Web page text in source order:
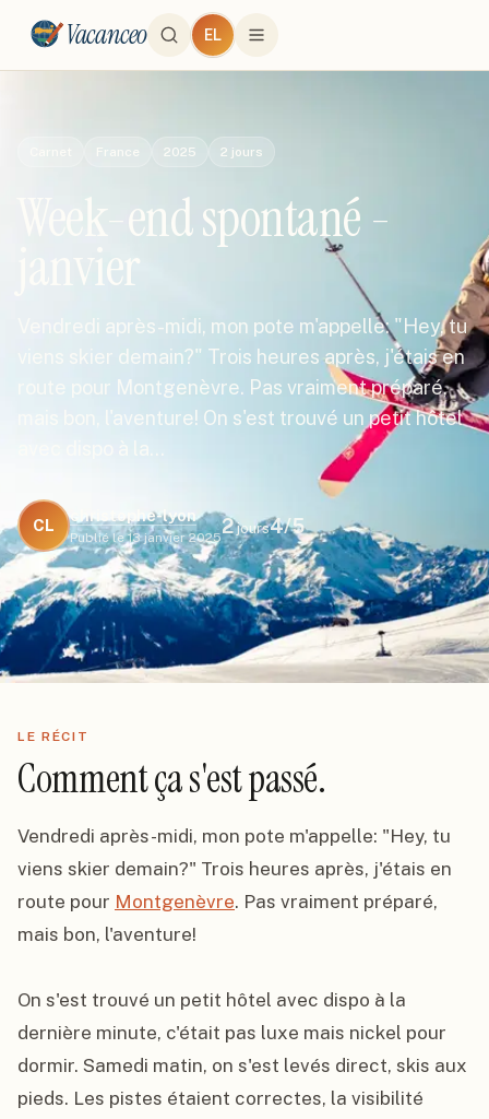
Vacanceo EL
France 2025 2 jours
Week-end spontané -
janvier
Vendredi après-midi, mon pote m'appelle: "Hey, tu
viens skier demain?" Trois heures après, j'étais en
route pour Montgenèvre. Pas vraiment préparé,
mais bon, l'aventure! On s'est trouvé un petit hôtel
avec dispo à la…
CL
christophe-lyon
Publié le 13 janvier 2025
2jours4/5
LE RÉCIT
Comment ça s'est passé.
Vendredi après-midi, mon pote m'appelle: "Hey, tu
viens skier demain?" Trois heures après, j'étais en
route pour Montgenèvre. Pas vraiment préparé,
mais bon, l'aventure!
On s'est trouvé un petit hôtel avec dispo à la
dernière minute, c'était pas luxe mais nickel pour
dormir. Samedi matin, on s'est levés direct, skis aux
pieds. Les pistes étaient correctes, la visibilité